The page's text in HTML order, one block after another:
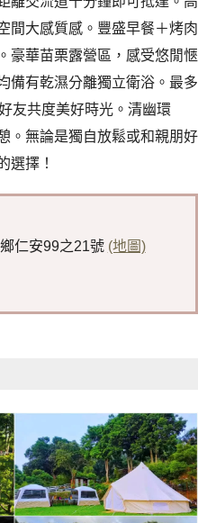
間大感質感。豐盛早餐＋烤肉
豪華苗栗露營區，感受悠閒愜
備有乾濕分離獨立衛浴。最多
友共度美好時光。清幽環
。無論是獨自放鬆或和親朋好
選擇！
仁安99之21號 (地圖)